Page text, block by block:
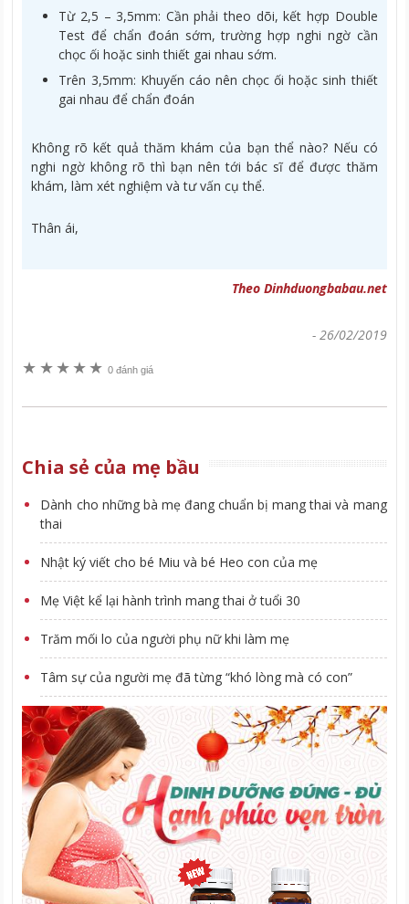
Từ 2,5 – 3,5mm: Cần phải theo dõi, kết hợp Double
Test để chẩn đoán sớm, trường hợp nghi ngờ cần
chọc ối hoặc sinh thiết gai nhau sớm.
Trên 3,5mm: Khuyến cáo nên chọc ối hoặc sinh thiết
gai nhau để chẩn đoán
Không rõ kết quả thăm khám của bạn thể nào? Nếu có
nghi ngờ không rõ thì bạn nên tới bác sĩ để được thăm
khám, làm xét nghiệm và tư vấn cụ thể.
Thân ái,
Theo Dinhduongbabau.net
- 26/02/2019
★ ★★★★ 0 đánh giá
Chia sẻ của mẹ bầu
Dành cho những bà mẹ đang chuẩn bị mang thai và mang
thai
Nhật ký viết cho bé Miu và bé Heo con của mẹ
Mẹ Việt kể lại hành trình mang thai ở tuổi 30
Trăm mối lo của người phụ nữ khi làm mẹ
Tâm sự của người mẹ đã từng “khó lòng mà có con”